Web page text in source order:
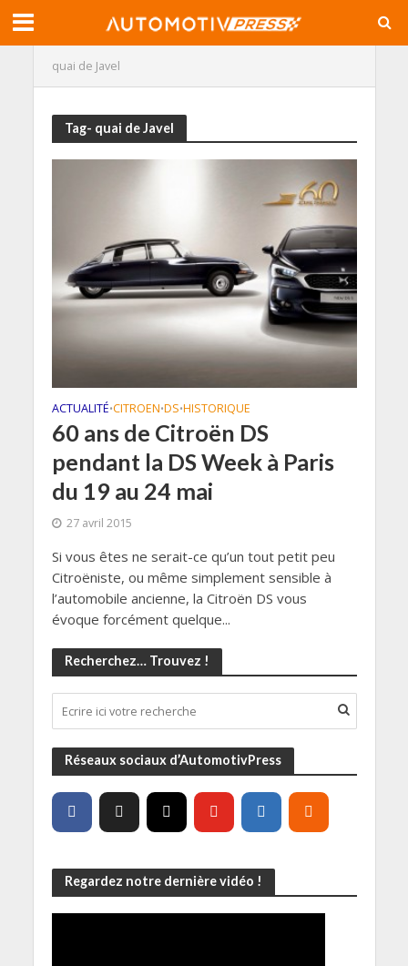
quai de Javel
Tag- quai de Javel
ACTUALITÉ•CITROEN•DS•HISTORIQUE
60 ans de Citroën DS
pendant la DS Week à Paris
du 19 au 24 mai
27 avril 2015
Si vous êtes ne serait-ce qu’un tout petit peu
Citroëniste, ou même simplement sensible à
l’automobile ancienne, la Citroën DS vous
évoque forcément quelque...
Recherchez… Trouvez !
Réseaux sociaux d’AutomotivPress
Regardez notre dernière vidéo !